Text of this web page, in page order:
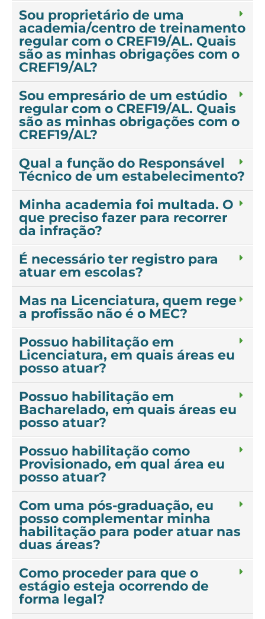
Sou proprietário de uma
academia/centro de treinamento
regular com o CREF19/AL. Quais
são as minhas obrigações com o
CREF19/AL?
Sou empresário de um estúdio
regular com o CREF19/AL. Quais
são as minhas obrigações com o
CREF19/AL?
Qual a função do Responsável
Técnico de um estabelecimento?
Minha academia foi multada. O
que preciso fazer para recorrer
da infração?
É necessário ter registro para
atuar em escolas?
Mas na Licenciatura, quem rege
a profissão não é o MEC?
Possuo habilitação em
Licenciatura, em quais áreas eu
posso atuar?
Possuo habilitação em
Bacharelado, em quais áreas eu
posso atuar?
Possuo habilitação como
Provisionado, em qual área eu
posso atuar?
Com uma pós-graduação, eu
posso complementar minha
habilitação para poder atuar nas
duas áreas?
Como proceder para que o
estágio esteja ocorrendo de
forma legal?